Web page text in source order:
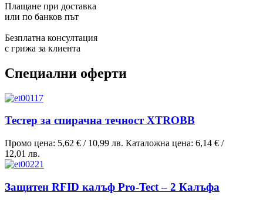
Плащане при доставка
или по банков път
Безплатна консултация
с грижа за клиента
Специални оферти
Тестер за спирачна течност XTROBB
Промо цена: 5,62 € / 10,99 лв. Каталожна цена: 6,14 € /
12,01 лв.
Защитен RFID калъф Pro-Tect – 2 Калъфа